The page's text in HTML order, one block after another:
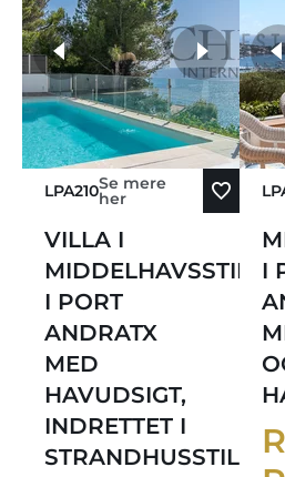
LPA210Se mere
her
VILLA I
MIDDELHAVSSTIL
I PORT
ANDRATX
MED
HAVUDSIGT,
INDRETTET I
STRANDHUSSTIL
flere fotos
I